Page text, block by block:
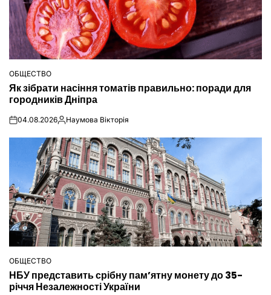
ОПУБЛІКУВАТИ
У
ОБЩЕСТВО
Як зібрати насіння томатів правильно: поради для
городників Дніпра
on04.08.2026Опубліковано
Наумова Вікторія
ОПУБЛІКУВАТИ
У
ОБЩЕСТВО
НБУ представить срібну пам’ятну монету до 35-
річчя Незалежності України